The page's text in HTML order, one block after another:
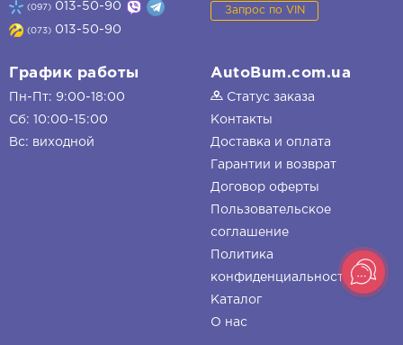
(097) 013-50-90
(073) 013-50-90
Запрос по VIN
График работы
Пн-Пт: 9:00-18:00
Сб: 10:00-15:00
Вс: виходной
AutoBum.com.ua
Статус заказа
Контакты
Доставка и оплата
Гарантии и возврат
Договор оферты
Пользовательское
соглашение
Политика
конфиденциальности
Каталог
О нас